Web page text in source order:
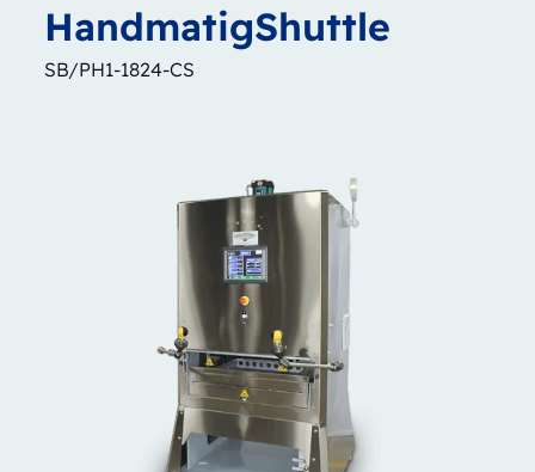
HandmatigShuttle
SB/PH1-1824-CS